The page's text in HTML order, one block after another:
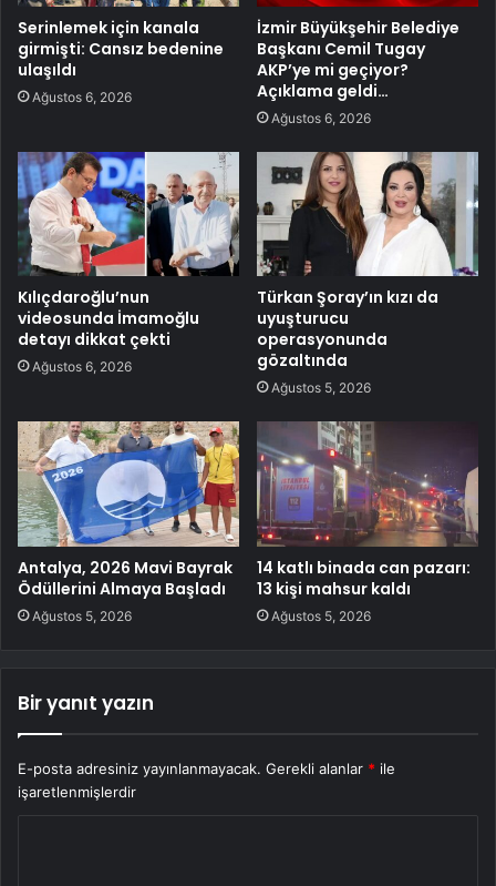
Serinlemek için kanala
girmişti: Cansız bedenine
ulaşıldı
Ağustos 6, 2026
İzmir Büyükşehir Belediye
Başkanı Cemil Tugay
AKP’ye mi geçiyor?
Açıklama geldi…
Ağustos 6, 2026
Kılıçdaroğlu’nun
videosunda İmamoğlu
detayı dikkat çekti
Ağustos 6, 2026
Türkan Şoray’ın kızı da
uyuşturucu
operasyonunda
gözaltında
Ağustos 5, 2026
Antalya, 2026 Mavi Bayrak
Ödüllerini Almaya Başladı
Ağustos 5, 2026
14 katlı binada can pazarı:
13 kişi mahsur kaldı
Ağustos 5, 2026
Bir yanıt yazın
E-posta adresiniz yayınlanmayacak. Gerekli alanlar * ile
işaretlenmişlerdir